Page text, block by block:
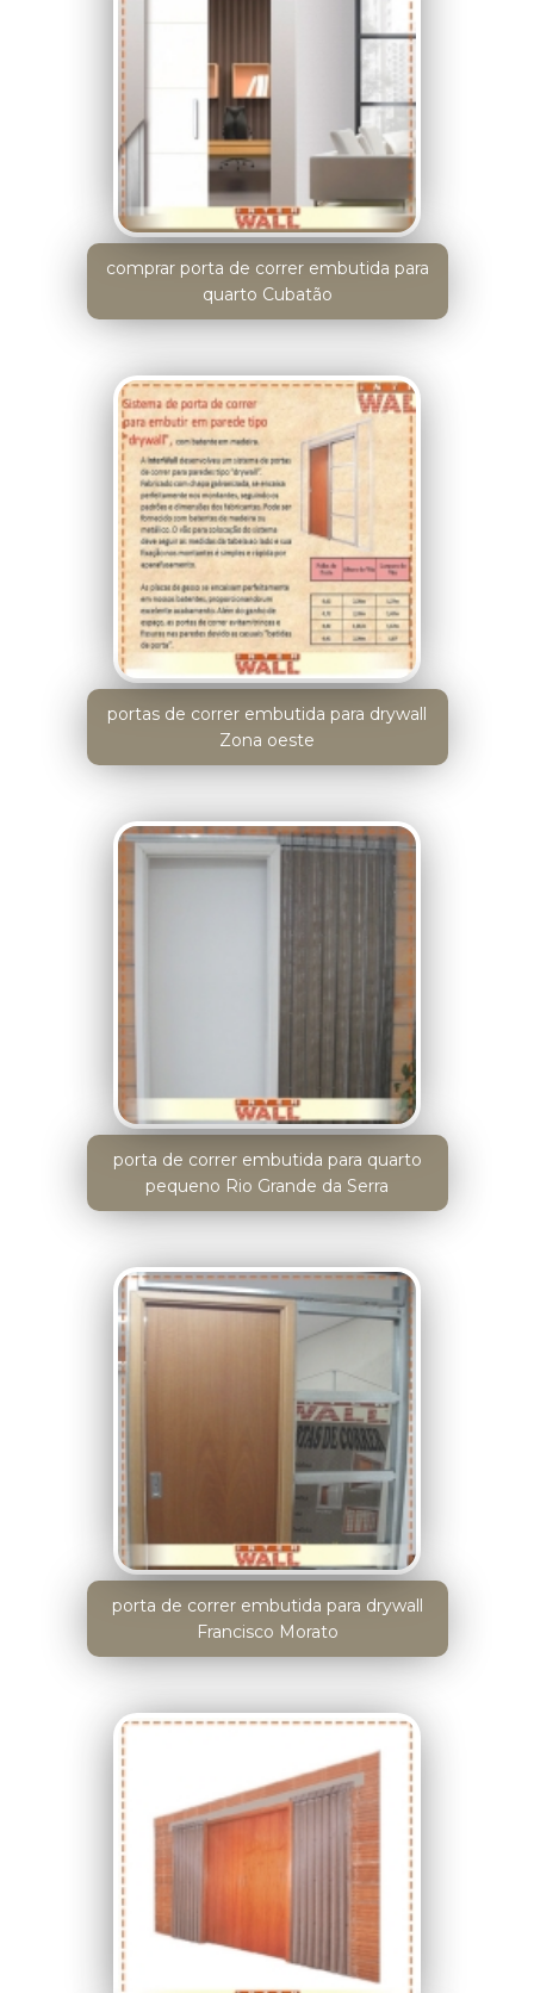
comprar porta de correr embutida para
quarto Cubatão
portas de correr embutida para drywall
Zona oeste
porta de correr embutida para quarto
pequeno Rio Grande da Serra
porta de correr embutida para drywall
Francisco Morato